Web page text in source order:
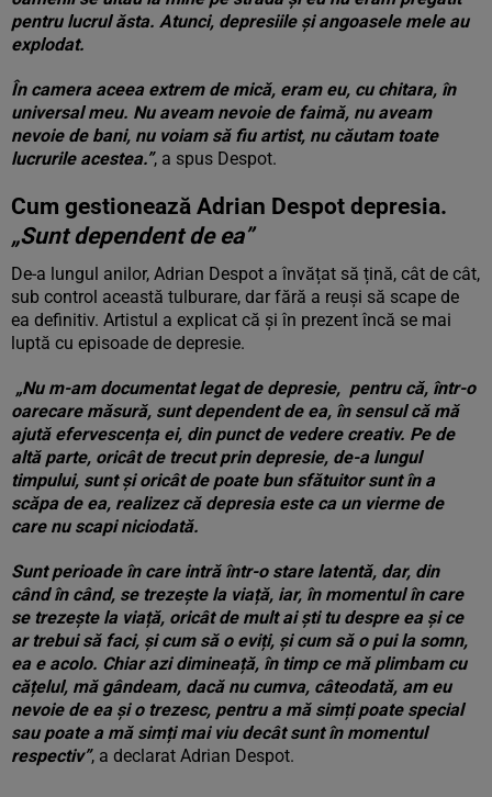
pentru lucrul ăsta. Atunci, depresiile și angoasele mele au
explodat.
În camera aceea extrem de mică, eram eu, cu chitara, în
universal meu. Nu aveam nevoie de faimă, nu aveam
nevoie de bani, nu voiam să fiu artist, nu căutam toate
lucrurile acestea.”, a spus Despot.
Cum gestionează Adrian Despot depresia.
„Sunt dependent de ea”
De-a lungul anilor, Adrian Despot a învățat să țină, cât de cât,
sub control această tulburare, dar fără a reuși să scape de
ea definitiv. Artistul a explicat că și în prezent încă se mai
luptă cu episoade de depresie.
„Nu m-am documentat legat de depresie, pentru că, într-o
oarecare măsură, sunt dependent de ea, în sensul că mă
ajută efervescența ei, din punct de vedere creativ. Pe de
altă parte, oricât de trecut prin depresie, de-a lungul
timpului, sunt și oricât de poate bun sfătuitor sunt în a
scăpa de ea, realizez că depresia este ca un vierme de
care nu scapi niciodată.
Sunt perioade în care intră într-o stare latentă, dar, din
când în când, se trezește la viață, iar, în momentul în care
se trezește la viață, oricât de mult ai ști tu despre ea și ce
ar trebui să faci, și cum să o eviți, și cum să o pui la somn,
ea e acolo. Chiar azi dimineață, în timp ce mă plimbam cu
cățelul, mă gândeam, dacă nu cumva, câteodată, am eu
nevoie de ea și o trezesc, pentru a mă simți poate special
sau poate a mă simți mai viu decât sunt în momentul
respectiv”, a declarat Adrian Despot.